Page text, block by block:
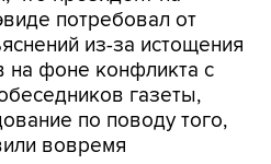
фоне конфликта с
газеты,
по поводу того,
вовремя
состоянии запасов